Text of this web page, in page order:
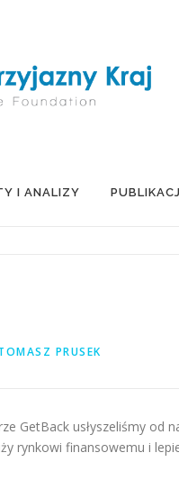
I ANALIZY
PRUSEK
GetBack usłyszeliśmy
rynkowi finansowemu i